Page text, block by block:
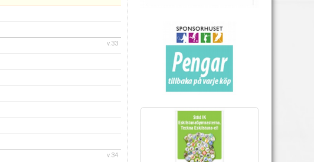
v.33
v.34